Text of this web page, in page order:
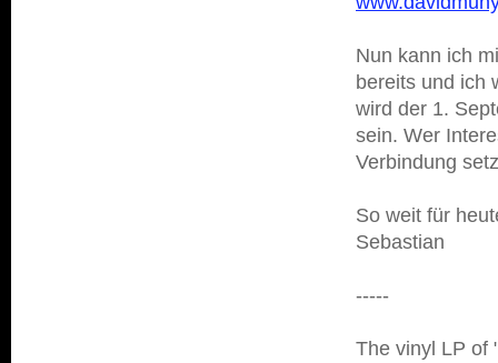
Nun kann ich
bereits und ich
wird der 1.
sein. Wer
Verbindung
So weit für
Sebastian
-----
The vinyl LP of